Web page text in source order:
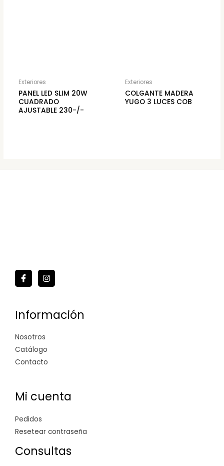
Exteriores
PANEL LED SLIM 20W
CUADRADO
AJUSTABLE 230-/-
Exteriores
COLGANTE MADERA
YUGO 3 LUCES COB
Información
Nosotros
Catálogo
Contacto
Mi cuenta
Pedidos
Resetear contraseña
Consultas